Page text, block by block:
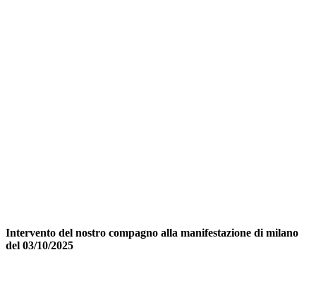
Intervento del nostro compagno alla manifestazione di milano
del 03/10/2025